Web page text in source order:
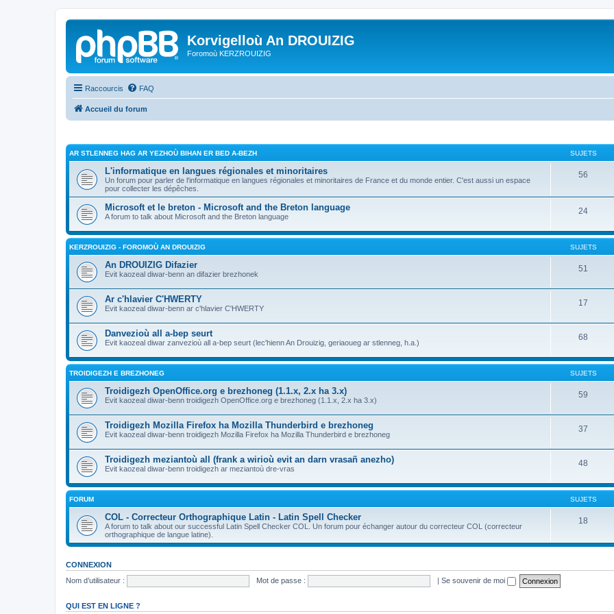
Korvigelloù An DROUIZIG
Foromoù KERZROUIZIG
Raccourcis FAQ
Accueil du forum
AR STLENNEG HAG AR YEZHOÙ BIHAN ER BED A-BEZH SUJETS
L'informatique en langues régionales et minoritaires
Un forum pour parler de l'informatique en langues régionales et minoritaires de France et du monde entier. C'est aussi un espace
pour collecter les dépêches.
56
Microsoft et le breton - Microsoft and the Breton language
A forum to talk about Microsoft and the Breton language
24
KERZROUIZIG - FOROMOÙ AN DROUIZIG SUJETS
An DROUIZIG Difazier
Evit kaozeal diwar-benn an difazier brezhonek
51
Ar c'hlavier C'HWERTY
Evit kaozeal diwar-benn ar c'hlavier C'HWERTY
17
Danvezioù all a-bep seurt
Evit kaozeal diwar zanvezioù all a-bep seurt (lec'hienn An Drouizig, geriaoueg ar stlenneg, h.a.)
68
TROIDIGEZH E BREZHONEG SUJETS
Troidigezh OpenOffice.org e brezhoneg (1.1.x, 2.x ha 3.x)
Evit kaozeal diwar-benn troidigezh OpenOffice.org e brezhoneg (1.1.x, 2.x ha 3.x)
59
Troidigezh Mozilla Firefox ha Mozilla Thunderbird e brezhoneg
Evit kaozeal diwar-benn troidigezh Mozilla Firefox ha Mozilla Thunderbird e brezhoneg
37
Troidigezh meziantoù all (frank a wirioù evit an darn vrasañ anezho)
Evit kaozeal diwar-benn troidigezh ar meziantoù dre-vras
48
FORUM SUJETS
COL - Correcteur Orthographique Latin - Latin Spell Checker
A forum to talk about our successful Latin Spell Checker COL. Un forum pour échanger autour du correcteur COL (correcteur
orthographique de langue latine).
18
CONNEXION
Nom d’utilisateur :
Mot de passe : | Se souvenir de moi
QUI EST EN LIGNE ?